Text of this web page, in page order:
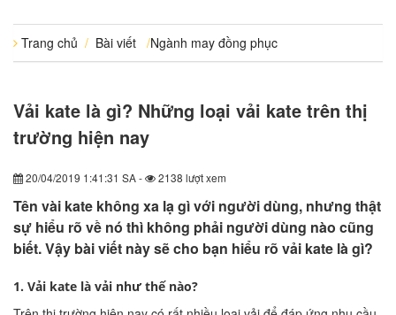
Trang chủ / Bài viết /Ngành may đồng phục
Vải kate là gì? Những loại vải kate trên thị
trường hiện nay
20/04/2019 1:41:31 SA - 2138 lượt xem
Tên vài kate không xa lạ gì với người dùng, nhưng thật
sự hiểu rõ về nó thì không phải người dùng nào cũng
biết. Vậy bài viết này sẽ cho bạn hiểu rõ vải kate là gì?
1. Vải kate là vải như thế nào?